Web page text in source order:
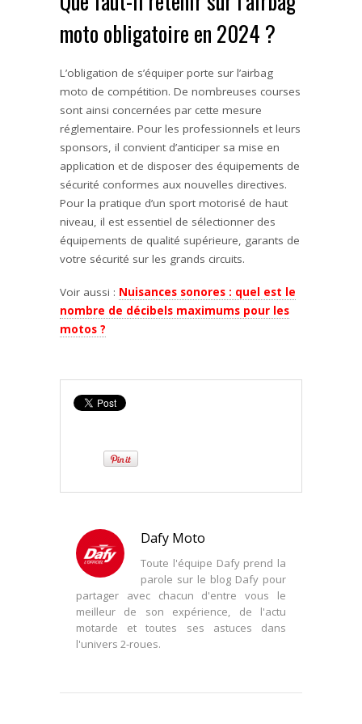
moto obligatoire en 2024 ?
L’obligation de s’équiper porte sur l’airbag
moto de compétition. De nombreuses courses
sont ainsi concernées par cette mesure
réglementaire. Pour les professionnels et leurs
sponsors, il convient d’anticiper sa mise en
application et de disposer des équipements de
sécurité conformes aux nouvelles directives.
Pour la pratique d’un sport motorisé de haut
niveau, il est essentiel de sélectionner des
équipements de qualité supérieure, garants de
votre sécurité sur les grands circuits.
Voir aussi : Nuisances sonores : quel est le
nombre de décibels maximums pour les
motos ?
Dafy Moto
Toute l'équipe Dafy prend la
parole sur le blog Dafy pour
partager avec chacun d'entre vous le
meilleur de son expérience, de l'actu
motarde et toutes ses astuces dans
l'univers 2-roues.